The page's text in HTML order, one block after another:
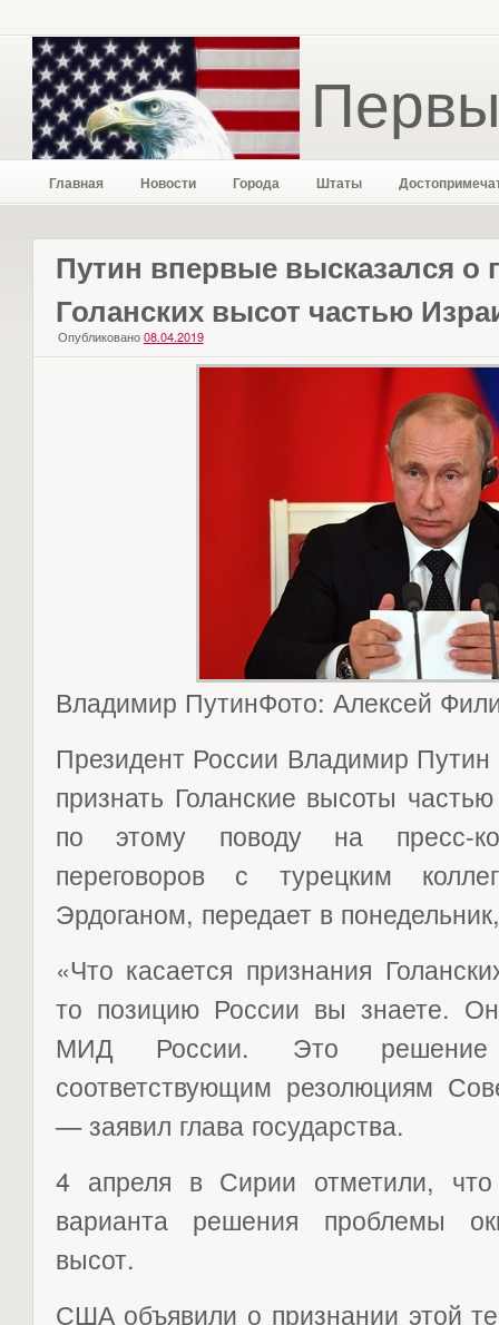
Главная Новости Города Штаты
Путин впервые высказался о
Голанских высот частью
Опубликовано 08.04.2019
Владимир ПутинФото: Алексей
Президент России Владимир
признать Голанские высоты
по этому поводу на пресс-
переговоров с турецким
Эрдоганом, передает в
«Что касается признания
то позицию России вы знаете.
МИД России. Это решение
соответствующим резолюциям
— заявил глава государства.
4 апреля в Сирии отметили,
варианта решения проблемы
высот.
США объявили о признании этой